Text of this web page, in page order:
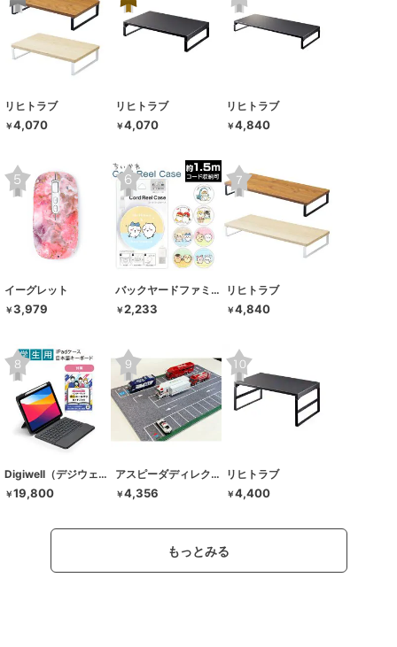
リヒトラブ
￥4,070
リヒトラブ
￥4,070
リヒトラブ
￥4,840
イーグレット
￥3,979
バックヤードファミリー
￥2,233
リヒトラブ
￥4,840
Digiwell（デジウェル）
￥19,800
アスピーダディレクション
￥4,356
リヒトラブ
￥4,400
もっとみる